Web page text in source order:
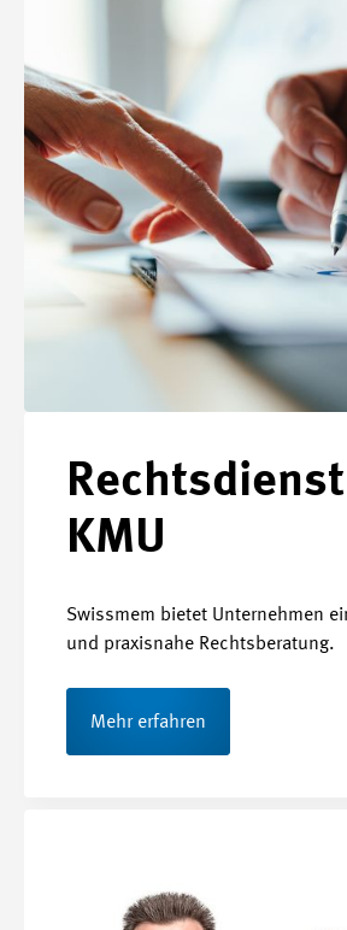
KMU
Swissmem bietet Unternehmen
und praxisnahe Rechtsberatung.
Mehr erfahren